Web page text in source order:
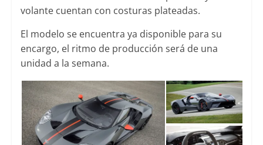
volante cuentan con costuras plateadas.
El modelo se encuentra ya disponible para su
encargo, el ritmo de producción será de una
unidad a la semana.